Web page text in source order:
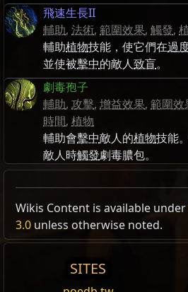
飛速生長II
輔助, 法術, 範圍效果, 觸發,
輔助植物技能，使它們在過
並使被擊中的敵人致盲。
劇毒孢子
輔助, 攻擊, 增益效果, 範圍效
時間, 植物
輔助會擊中敵人的植物技能
敵人時觸發劇毒膿包。
Wikis Content is available under
3.0 unless otherwise noted.
SITES